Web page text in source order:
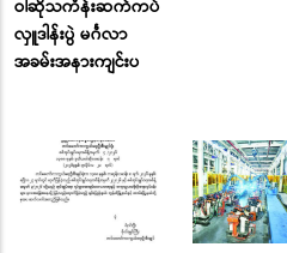
ဝါဆိုသင်္ကန်းဆက်ကပ်
လှူဒါန်းပွဲ မင်္ဂလာ
အခမ်းအနားကျင်းပ